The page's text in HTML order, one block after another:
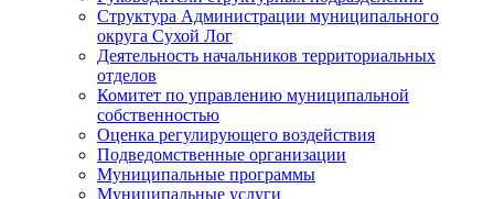
Структура Администрации муниципального
округа Сухой Лог
Деятельность начальников территориальных
отделов
Комитет по управлению муниципальной
собственностью
Оценка регулирующего воздействия
Подведомственные организации
Муниципальные программы
Муниципальные услуги